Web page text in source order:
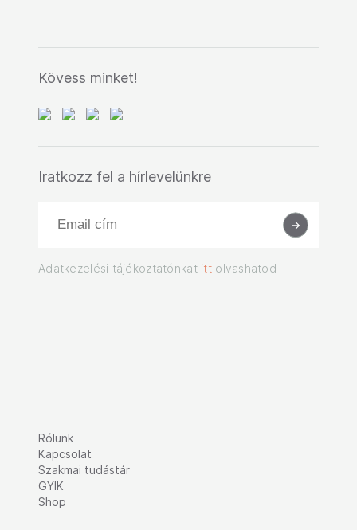
Kövess minket!
Iratkozz fel a hírlevelünkre
Adatkezelési tájékoztatónkat ittolvashatod
Rólunk
Kapcsolat
Szakmai tudástár
GYIK
Shop